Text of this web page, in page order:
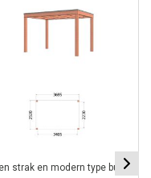
Een strak en modern type buitenverblijf met plat dak